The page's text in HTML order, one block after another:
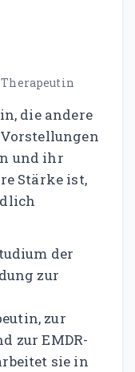
Therapeutin
die andere
und ihr
Stärke ist,
der
zur
zur
zur EMDR-
sie in